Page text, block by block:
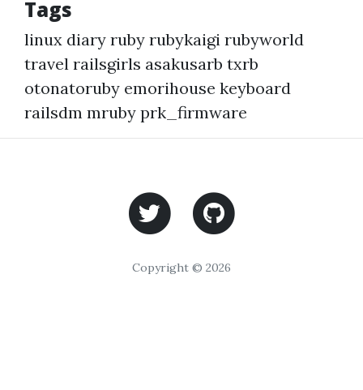
Tags
linux diary ruby rubykaigi rubyworld
travel railsgirls asakusarb txrb
otonatoruby emorihouse keyboard
railsdm mruby prk_firmware
Copyright © 2026